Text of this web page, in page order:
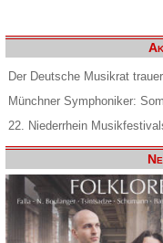
Der Deutsche Musikrat
Münchner Symphoniker:
22. Niederrhein